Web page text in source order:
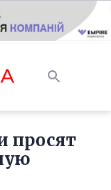
просят